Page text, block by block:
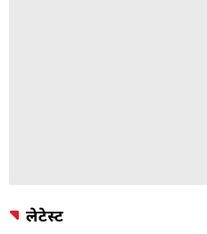
लेटेस्ट